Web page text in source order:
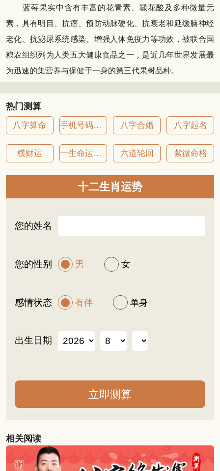
蓝莓果实中含有丰富的花青素、鞣花酸及多种微量元
素，具有明目、抗癌、预防动脉硬化、抗衰老和延缓脑神经
老化、抗泌尿系统感染、增强人体免疫力等功效，被联合国
粮农组织列为人类五大健康食品之一，是近几年世界发展最
为迅速的集营养与保健于一身的第三代果树品种。
热门测算
八字算命 手机号码吉凶 八字合婚 八字起名
横财运 一生命运详批 六道轮回 紫微命格
十二生肖运势
您的姓名
您的性别 男 女
感情状态 有伴 单身
出生日期
相关阅读